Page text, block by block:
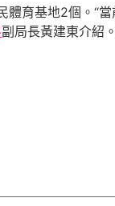
體育基地2個。“
副局長黃建東介紹